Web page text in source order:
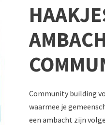
Community building
waarmee je
een ambacht zijn